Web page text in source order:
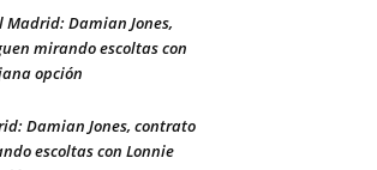
Madrid: Damian Jones,
mirando escoltas con
opción
Damian Jones, contrato
escoltas con Lonnie